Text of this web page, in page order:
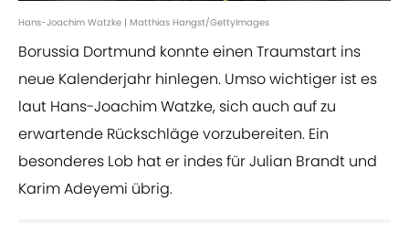
Hans-Joachim Watzke | Matthias Hangst/GettyImages
Borussia Dortmund konnte einen Traumstart ins
neue Kalenderjahr hinlegen. Umso wichtiger ist es
laut Hans-Joachim Watzke, sich auch auf zu
erwartende Rückschläge vorzubereiten. Ein
besonderes Lob hat er indes für Julian Brandt und
Karim Adeyemi übrig.